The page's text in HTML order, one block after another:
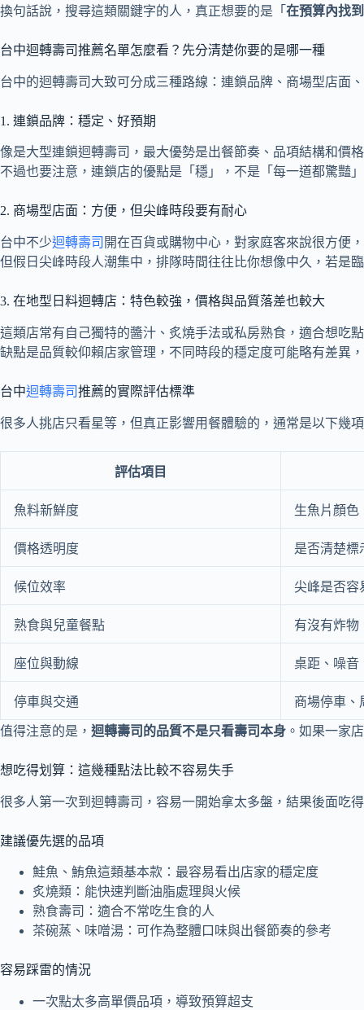
換句話說，搜尋這類關鍵字的人，真正想要的是「 在預算內找
台中迴轉壽司推薦名單怎麼看？先分清楚你要的是哪一種
台中的迴轉壽司大致可分成三種路線：連鎖品牌、商場型店面
1. 連鎖品牌：穩定、好預期
像是大型連鎖迴轉壽司，最大優勢是出餐節奏、品項結構和價
不過也要注意，連鎖店的優點是「穩」，不是「每一道都驚豔
2. 商場型店面：方便，但尖峰時段要有耐心
台中不少迴轉壽司 開在百貨或購物中心，對家庭客來說很方便
但假日尖峰時段人潮集中，排隊時間往往比你想像中久，若是
3. 在地型日料迴轉店：特色較強，價格與品質落差也較大
這類店常有自己獨特的醬汁、炙燒手法或私房熟食，適合想吃
缺點是品質較仰賴店家管理，不同時段的穩定度可能略有差異
台中迴轉壽司推薦的實際評估標準
很多人挑店只看星等，但真正影響用餐體驗的，通常是以下幾
評估項目
魚料新鮮度 生魚片顏色
價格透明度 是否清楚標
候位效率 尖峰是否容
熟食與兒童餐點 有沒有炸物
座位與動線 桌距、噪音
停車與交通 商場停車、
值得注意的是， 迴轉壽司的品質不是只看壽司本身 。如果一家
想吃得划算：這幾種點法比較不容易失手
很多人第一次到迴轉壽司，容易一開始拿太多盤，結果後面吃
建議優先選的品項
鮭魚、鮪魚這類基本款：最容易看出店家的穩定度
炙燒類：能快速判斷油脂處理與火候
熟食壽司：適合不常吃生食的人
茶碗蒸、味噌湯：可作為整體口味與出餐節奏的參考
容易踩雷的情況
一次點太多高單價品項，導致預算超支